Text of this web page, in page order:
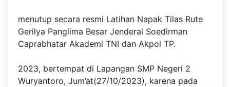
menutup secara resmi Latihan Napak Tilas Rute
Gerilya Panglima Besar Jenderal Soedirman
Caprabhatar Akademi TNI dan Akpol TP.
2023, bertempat di Lapangan SMP Negeri 2
Wuryantoro, Jum’at(27/10/2023), karena pada